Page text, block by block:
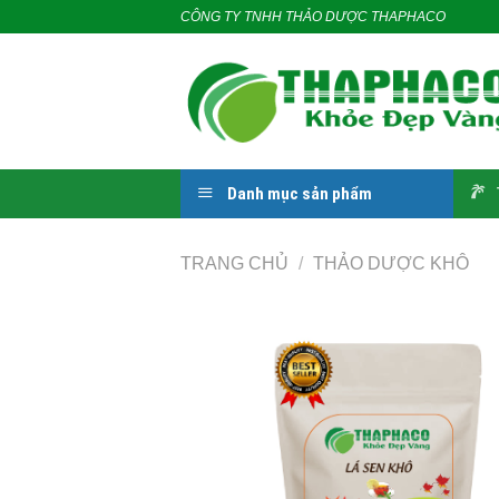
CÔNG TY TNHH THẢO DƯỢC THAPHACO
Danh mục sản phẩm
TRANG CHỦ / THẢO DƯỢC KHÔ